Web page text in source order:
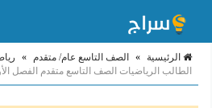
الرئيسية » الصف التاسع عام/ متقدم »
الطالب الرياضيات الصف التاسع متقدم الفصل